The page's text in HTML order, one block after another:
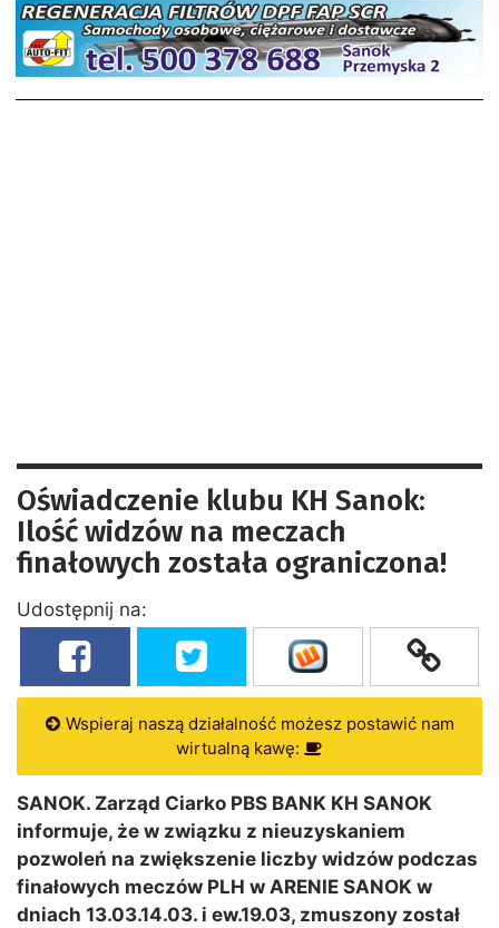
Oświadczenie klubu KH Sanok:
Ilość widzów na meczach
finałowych została ograniczona!
Udostępnij na:
Wspieraj naszą działalność możesz postawić nam
wirtualną kawę:
SANOK. Zarząd Ciarko PBS BANK KH SANOK
informuje, że w związku z nieuzyskaniem
pozwoleń na zwiększenie liczby widzów podczas
finałowych meczów PLH w ARENIE SANOK w
dniach 13.03.14.03. i ew.19.03, zmuszony został